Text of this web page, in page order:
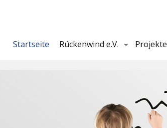
Startseite Rückenwind e.V. Projekte